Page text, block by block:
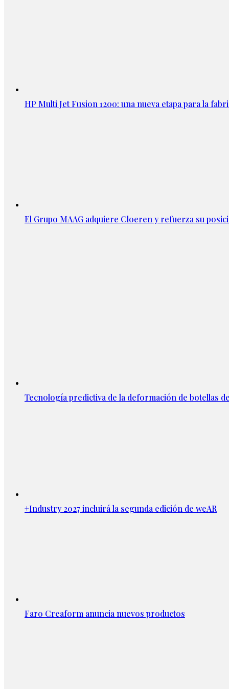
HP Multi Jet Fusion 1200: una nueva etapa para la
El Grupo MAAG adquiere Cloeren y refuerza su
Tecnología predictiva de la deformación de botellas
+Industry 2027 incluirá la segunda edición de weAR
Faro Creaform anuncia nuevos productos